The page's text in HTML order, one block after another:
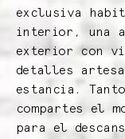
exclusiva
interior, una
exterior con
detalles
estancia.
compartes el
para el